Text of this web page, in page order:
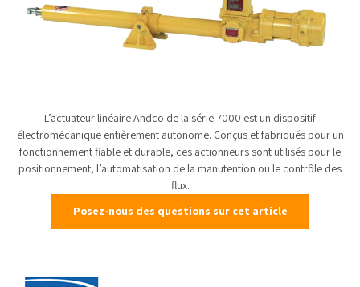
L’actuateur linéaire Andco de la série 7000 est un dispositif
électromécanique entièrement autonome. Conçus et fabriqués pour un
fonctionnement fiable et durable, ces actionneurs sont utilisés pour le
positionnement, l’automatisation de la manutention ou le contrôle des
flux.
Posez-nous des questions sur cet article